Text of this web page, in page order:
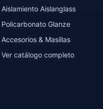
Aislamiento Aislanglass
Policarbonato Glanze
Accesorios & Masillas
Ver catálogo completo